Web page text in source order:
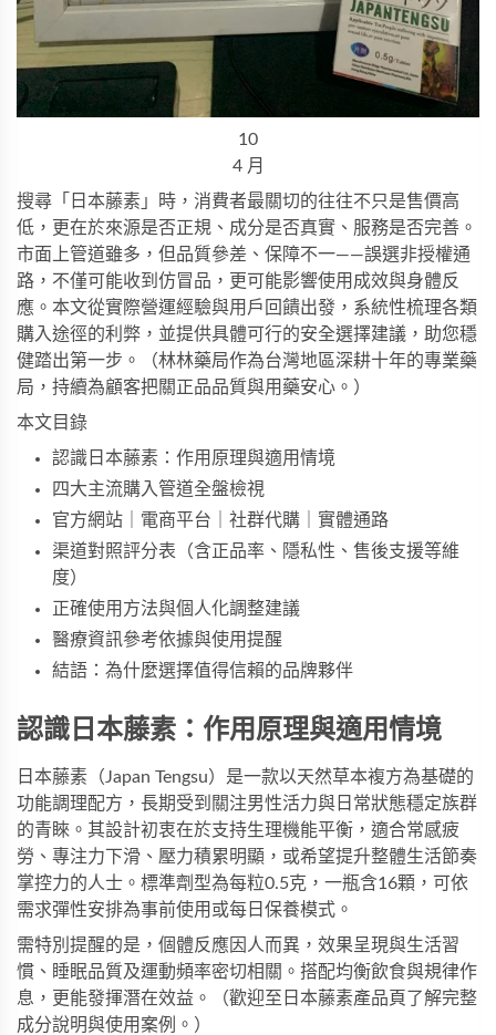
10
4 月
搜尋「日本藤素」時，消費者最關切的往往不只是售價高
低，更在於來源是否正規、成分是否真實、服務是否完善。
市面上管道雖多，但品質參差、保障不一——誤選非授權通
路，不僅可能收到仿冒品，更可能影響使用成效與身體反
應。本文從實際營運經驗與用戶回饋出發，系統性梳理各類
購入途徑的利弊，並提供具體可行的安全選擇建議，助您穩
健踏出第一步。（林林藥局作為台灣地區深耕十年的專業藥
局，持續為顧客把關正品品質與用藥安心。）
本文目錄
認識日本藤素：作用原理與適用情境
四大主流購入管道全盤檢視
官方網站｜電商平台｜社群代購｜實體通路
渠道對照評分表（含正品率、隱私性、售後支援等維
度）
正確使用方法與個人化調整建議
醫療資訊參考依據與使用提醒
結語：為什麼選擇值得信賴的品牌夥伴
認識日本藤素：作用原理與適用情境
日本藤素（Japan Tengsu）是一款以天然草本複方為基礎的
功能調理配方，長期受到關注男性活力與日常狀態穩定族群
的青睞。其設計初衷在於支持生理機能平衡，適合常感疲
勞、專注力下滑、壓力積累明顯，或希望提升整體生活節奏
掌控力的人士。標準劑型為每粒0.5克，一瓶含16顆，可依
需求彈性安排為事前使用或每日保養模式。
需特別提醒的是，個體反應因人而異，效果呈現與生活習
慣、睡眠品質及運動頻率密切相關。搭配均衡飲食與規律作
息，更能發揮潛在效益。（歡迎至 日本藤素產品頁了解完整
成分說明與使用案例。）